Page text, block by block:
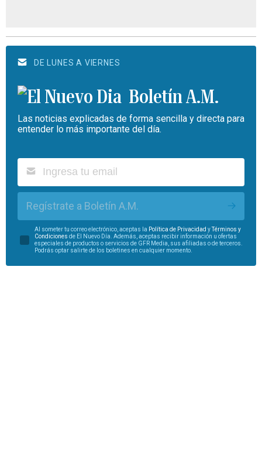
DE LUNES A VIERNES
Boletín A.M.
Las noticias explicadas de forma sencilla y directa para
entender lo más importante del día.
Regístrate a Boletín A.M.
Al someter tu correo electrónico, aceptas la Política de Privacidad yTérminos y
Condiciones de El Nuevo Día. Además, aceptas recibir información u ofertas
especiales de productos o servicios de GFR Media, sus afiliadas o de terceros.
Podrás optar salirte de los boletines en cualquier momento.